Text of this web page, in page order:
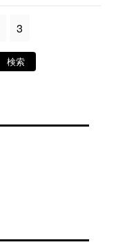
3